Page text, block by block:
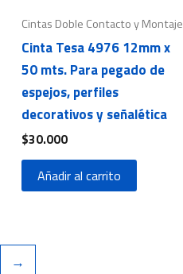
Cintas Doble Contacto y Montaje
Cinta Tesa 4976 12mm x
50 mts. Para pegado de
espejos, perfiles
decorativos y señalética
$30.000
Añadir al carrito
→